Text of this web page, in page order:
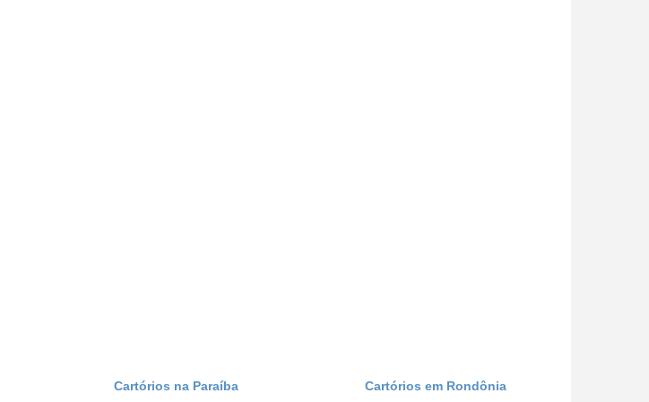
Cartórios na Paraíba Cartórios em Rondônia